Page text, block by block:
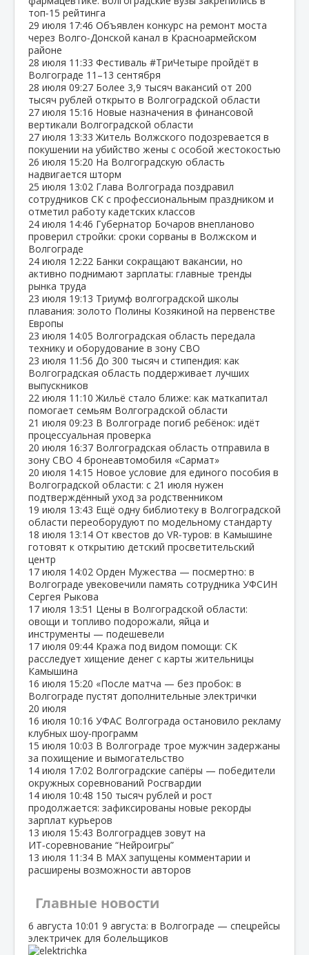
топ‑15 рейтинга
29 июля 17:46 Объявлен конкурс на ремонт моста
через Волго‑Донской канал в Красноармейском
районе
28 июля 11:33 Фестиваль #ТриЧетыре пройдёт в
Волгограде 11–13 сентября
28 июля 09:27 Более 3,9 тысяч вакансий от 200
тысяч рублей открыто в Волгоградской области
27 июля 15:16 Новые назначения в финансовой
вертикали Волгоградской области
27 июля 13:33 Житель Волжского подозревается в
покушении на убийство жены с особой жестокостью
26 июля 15:20 На Волгоградскую область
надвигается шторм
25 июля 13:02 Глава Волгограда поздравил
сотрудников СК с профессиональным праздником и
отметил работу кадетских классов
24 июля 14:46 Губернатор Бочаров внепланово
проверил стройки: сроки сорваны в Волжском и
Волгограде
24 июля 12:22 Банки сокращают вакансии, но
активно поднимают зарплаты: главные тренды
рынка труда
23 июля 19:13 Триумф волгоградской школы
плавания: золото Полины Козякиной на первенстве
Европы
23 июля 14:05 Волгоградская область передала
технику и оборудование в зону СВО
23 июля 11:56 До 300 тысяч и стипендия: как
Волгоградская область поддерживает лучших
выпускников
22 июля 11:10 Жильё стало ближе: как маткапитал
помогает семьям Волгоградской области
21 июля 09:23 В Волгограде погиб ребёнок: идёт
процессуальная проверка
20 июля 16:37 Волгоградская область отправила в
зону СВО 4 бронеавтомобиля «Сармат»
20 июля 14:15 Новое условие для единого пособия в
Волгоградской области: с 21 июля нужен
подтверждённый уход за родственником
19 июля 13:43 Ещё одну библиотеку в Волгоградской
области переоборудуют по модельному стандарту
18 июля 13:14 От квестов до VR‑туров: в Камышине
готовят к открытию детский просветительский
центр
17 июля 14:02 Орден Мужества — посмертно: в
Волгограде увековечили память сотрудника УФСИН
Сергея Рыкова
17 июля 13:51 Цены в Волгоградской области:
овощи и топливо подорожали, яйца и
инструменты — подешевели
17 июля 09:44 Кража под видом помощи: СК
расследует хищение денег с карты жительницы
Камышина
16 июля 15:20 «После матча — без пробок: в
Волгограде пустят дополнительные электрички
20 июля
16 июля 10:16 УФАС Волгограда остановило рекламу
клубных шоу‑программ
15 июля 10:03 В Волгограде трое мужчин задержаны
за похищение и вымогательство
14 июля 17:02 Волгоградские сапёры — победители
окружных соревнований Росгвардии
14 июля 10:48 150 тысяч рублей и рост
продолжается: зафиксированы новые рекорды
зарплат курьеров
13 июля 15:43 Волгоградцев зовут на
ИТ‑соревнование “Нейроигры”
13 июля 11:34 В МАХ запущены комментарии и
расширены возможности авторов
Главные новости
6 августа 10:01 9 августа: в Волгограде — спецрейсы
электричек для болельщиков